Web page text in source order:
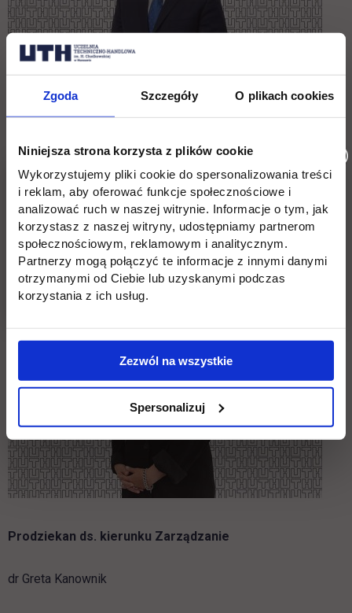
Zgoda Szczegóły O plikach cookies
Niniejsza strona korzysta z plików cookie
Wykorzystujemy pliki cookie do spersonalizowania treści
i reklam, aby oferować funkcje społecznościowe i
analizować ruch w naszej witrynie. Informacje o tym, jak
korzystasz z naszej witryny, udostępniamy partnerom
społecznościowym, reklamowym i analitycznym.
Partnerzy mogą połączyć te informacje z innymi danymi
otrzymanymi od Ciebie lub uzyskanymi podczas
korzystania z ich usług.
Zezwól na wszystkie
Spersonalizuj
Prodziekan ds. kierunku Bezpieczeństwo wewnętrzne
dr inż. Tomasz Balcerzak
Prodziekan ds. kierunku Zarządzanie
dr Greta Kanownik